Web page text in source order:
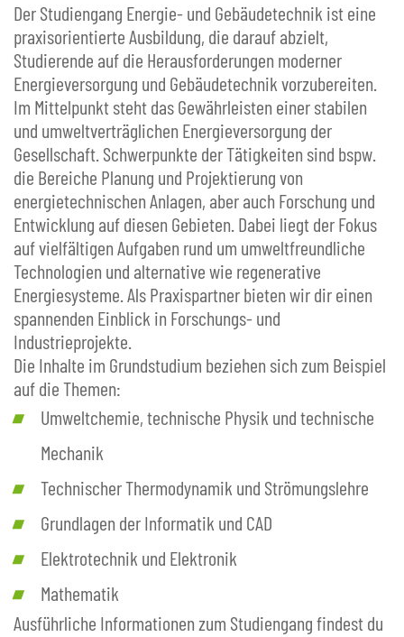
Der Studiengang Energie- und Gebäudetechnik ist eine
praxisorientierte Ausbildung, die darauf abzielt,
Studierende auf die Herausforderungen moderner
Energieversorgung und Gebäudetechnik vorzubereiten.
Im Mittelpunkt steht das Gewährleisten einer stabilen
und umweltverträglichen Energieversorgung der
Gesellschaft. Schwerpunkte der Tätigkeiten sind bspw.
die Bereiche Planung und Projektierung von
energietechnischen Anlagen, aber auch Forschung und
Entwicklung auf diesen Gebieten. Dabei liegt der Fokus
auf vielfältigen Aufgaben rund um umweltfreundliche
Technologien und alternative wie regenerative
Energiesysteme. Als Praxispartner bieten wir dir einen
spannenden Einblick in Forschungs- und
Industrieprojekte.
Die Inhalte im Grundstudium beziehen sich zum Beispiel
auf die Themen:
Umweltchemie, technische Physik und technische
Mechanik
Technischer Thermodynamik und Strömungslehre
Grundlagen der Informatik und CAD
Elektrotechnik und Elektronik
Mathematik
Ausführliche Informationen zum Studiengang findest du